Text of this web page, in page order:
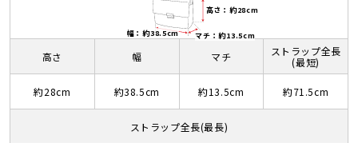
高さ：約28cm
幅：約38.5cm マチ：約13.5cm
高さ
約28cm
幅
約38.5cm
マチ
約13.5cm
ストラップ全長
(最短)
約71.5cm
ストラップ全長(最長)